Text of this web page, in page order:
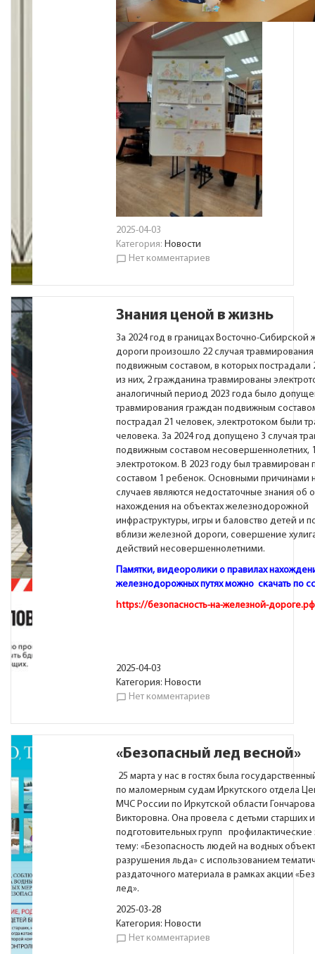
2025-04-03
Категория: Новости
chat_bubble_outline Нет комментариев
Знания ценой в жизнь
За 2024 год в границах Восточно-Сибирской
дороги произошло 22 случая
подвижным составом, в которых пострадали
из них, 2 гражданина травмированы
аналогичный период 2023 года было
травмирования граждан подвижным
пострадал 21 человек, электротоком были
человека. За 2024 год допущено 3 случая
подвижным составом несовершеннолетних,
электротоком. В 2023 году был
составом 1 ребенок. Основными причинами
случаев являются недостаточные знания об
нахождения на объектах железнодорожной
инфраструктуры, игры и баловство детей и
вблизи железной дороги, совершение
действий несовершеннолетними.
Памятки, видеоролики о правилах
железнодорожных путях можно скачатьпо
https://безопасность-на-железной-дороге.рф
2025-04-03
Категория: Новости
chat_bubble_outline Нет комментариев
«Безопасный лед весной»
25 марта у нас в гостях была
по маломерным судам Иркутского отдела
МЧС России по Иркутской области
Викторовна. Она провела с детьми старших и
подготовительных групп профилактические
тему: «Безопасность людей на водных
разрушения льда» с использованием
раздаточного материала в рамках акции
лед».
2025-03-28
Категория: Новости
chat_bubble_outline Нет комментариев